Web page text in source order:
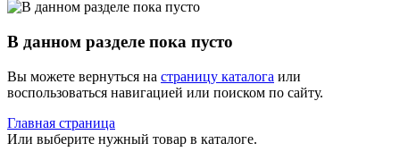
В данном разделе пока пусто
Вы можете вернуться на страницу каталога или
воспользоваться навигацией или поиском по сайту.
Главная страница
Или выберите нужный товар в каталоге.